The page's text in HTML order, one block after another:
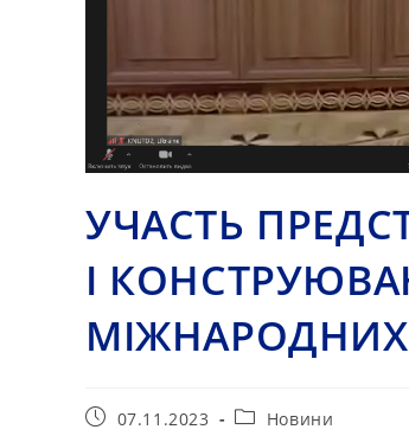
УЧАСТЬ
І
Запис07.11.2023
Категорія
Новини